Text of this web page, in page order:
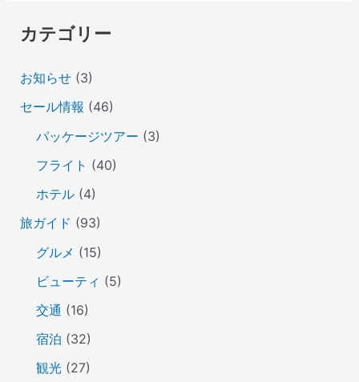
カテゴリー
お知らせ(3)
セール情報 (46)
パッケージツアー (3)
フライト (40)
ホテル(4)
旅ガイド (93)
グルメ (15)
ビューティ (5)
交通 (16)
宿泊 (32)
観光(27)